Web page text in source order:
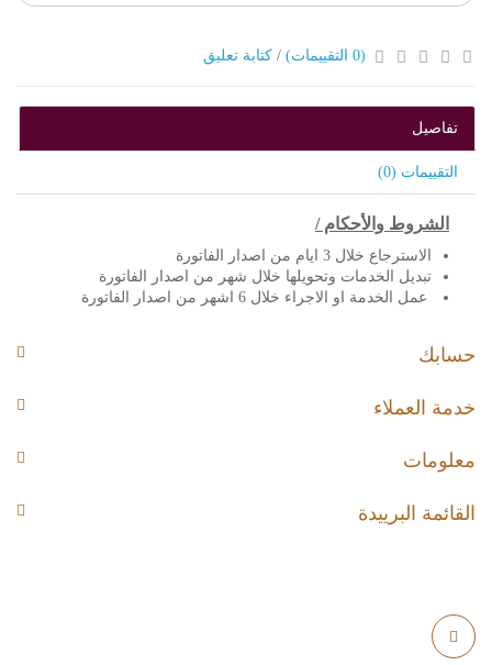
(0 التقييمات) / كتابة تعليق
تفاصيل
التقييمات (0)
الشروط والأحكام /
الاسترجاع خلال 3 ايام من اصدار الفاتورة
تبديل الخدمات وتحويلها خلال شهر من اصدار الفاتورة
عمل الخدمة او الاجراء خلال 6 اشهر من اصدار الفاتورة
حسابك
خدمة العملاء
معلومات
القائمة البرييدة